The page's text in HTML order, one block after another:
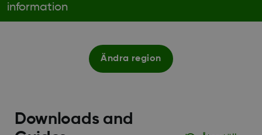
information
Ändra region
Downloads and